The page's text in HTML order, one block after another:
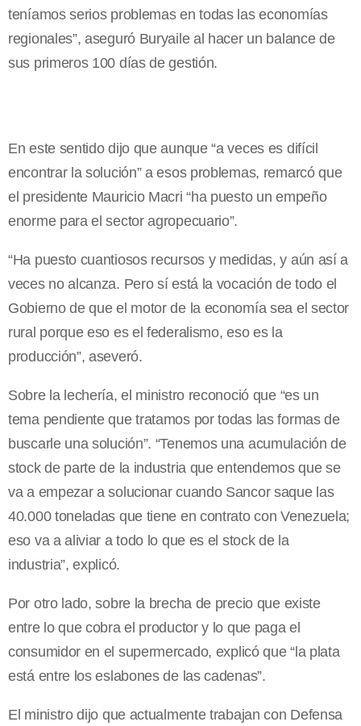
teníamos serios problemas en todas las economías
regionales”, aseguró Buryaile al hacer un balance de
sus primeros 100 días de gestión.
En este sentido dijo que aunque “a veces es difícil
encontrar la solución” a esos problemas, remarcó que
el presidente Mauricio Macri “ha puesto un empeño
enorme para el sector agropecuario”.
“Ha puesto cuantiosos recursos y medidas, y aún así a
veces no alcanza. Pero sí está la vocación de todo el
Gobierno de que el motor de la economía sea el sector
rural porque eso es el federalismo, eso es la
producción”, aseveró.
Sobre la lechería, el ministro reconoció que “es un
tema pendiente que tratamos por todas las formas de
buscarle una solución”. “Tenemos una acumulación de
stock de parte de la industria que entendemos que se
va a empezar a solucionar cuando Sancor saque las
40.000 toneladas que tiene en contrato con Venezuela;
eso va a aliviar a todo lo que es el stock de la
industria”, explicó.
Por otro lado, sobre la brecha de precio que existe
entre lo que cobra el productor y lo que paga el
consumidor en el supermercado, explicó que “la plata
está entre los eslabones de las cadenas”.
El ministro dijo que actualmente trabajan con Defensa